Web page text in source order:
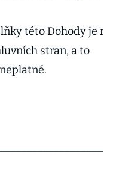
této Dohody je
stran, a to